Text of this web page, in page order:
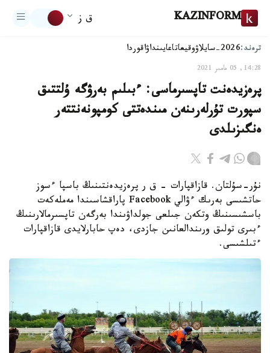
KAZINFORM ق ز
ترەند:2026-سايلاۋ وقيعاتاعايىنداۋاقوردا
14:28, 05 مامىر 2021
پرەزيدەنت تاپسىرماسى: ءبىلىم بەرۋگە ۇلتتىق
سپورت تۇرلەرىنەن مىندەتتى كومپونەنتتەر
ەنگىزىلدى
نۇر-سۇلتان. قازاقپارات - ق ر پرەزيدەنتىنىڭ باسپا ءسوز
حاتشىسى بەرىك ءۋالي Facebook پاراقشاسىندا مەملەكەت
باسشىسىنىڭ وتكەن جىلعى جولداۋىندا بەرگەن تاپسىرمالارىنىڭ
ءبىرى تولىق ورىندالعانىن جازدى، دەپ حابارلايدى قازاقپارات
ءتىلشىسى.